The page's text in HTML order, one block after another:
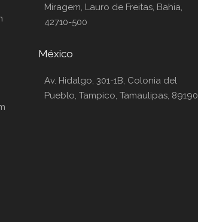
Miragem, Lauro de Freitas, Bahia,
42710-500
México
Av. Hidalgo, 301-1B, Colonia del
Pueblo, Tampico, Tamaulipas, 89190